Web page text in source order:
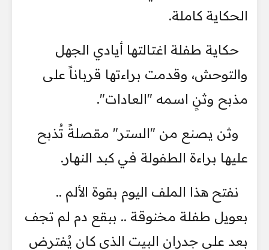
الحكاية كاملة.
حكاية طفلة اغتالتها أيادي الجهل
والتوحش، وقدمت براءتها قرباناً على
مذبح وثنٍ اسمه "العادات".
وثن يصنع من "الستر" مقصلةً تُذبح
عليها براءة الطفولة في كبد النهار.
نفتح هذا الملف اليوم بقوة الألم ..
بعويل طفلة مخنوقة .. ببقع دم لم تجف
بعد على جدران البيت الذي كان يُفترض